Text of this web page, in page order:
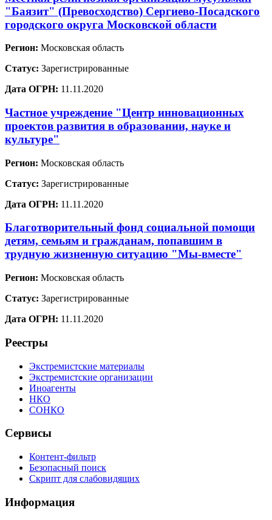
"Баязит" (Превосходство) Сергиево-Посадского
городского округа Московской области
Регион: Московская область
Статус: Зарегистрированные
Дата ОГРН: 11.11.2020
Частное учреждение "Центр инновационных
проектов развития в образовании, науке и
культуре"
Регион: Московская область
Статус: Зарегистрированные
Дата ОГРН: 11.11.2020
Благотворительный фонд социальной помощи
детям, семьям и гражданам, попавшим в
трудную жизненную ситуацию "Мы-вместе"
Регион: Московская область
Статус: Зарегистрированные
Дата ОГРН: 11.11.2020
Реестры
Экстремистские материалы
Экстремистские организации
Иноагенты
НКО
СОНКО
Сервисы
Контент-фильтр
Безопасный поиск
Скрипт для слабовидящих
Информация